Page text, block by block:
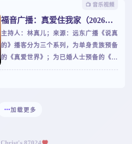
没了。一个人外在条件很
好，要是对身边最亲的人
说话冷冰冰的，再好外在
的条件也就打了折扣。生
活中，我们
反思：为什么曾经相爱的
两个人，会走到这般田
地？这不仅是一对艺人夫
妻的私事，更反映出当代
婚姻的普遍困境。 根据
年。数字背后，正可能是
的实质。就像托尔斯泰在
《安娜·卡列尼娜》中开
篇所言："幸福的家庭都
是相似的，不幸的家庭各
有各的不幸。"而如今，
妻，白天各自上班，晚上
📺️ 音乐视频
福音广播：真爱住我家（2026年2
月节目）
主持人：林真儿；来源：远东广播《说真
的》播客分为三个系列，为单身贵族预备
的《真爱世界》；为已婚人士预备的《婚
姻私塾》，以及为抓狂父母预备的《家长
爱；谈谈婚，论论嫁；聊聊儿，话话女！
的！
加载更多